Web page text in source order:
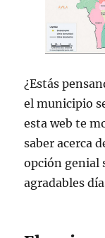
¿Estás
el municipio
esta web te
saber acerca
opción genial
agradables